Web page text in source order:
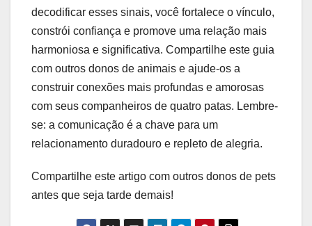
decodificar esses sinais, você fortalece o vínculo,
constrói confiança e promove uma relação mais
harmoniosa e significativa. Compartilhe este guia
com outros donos de animais e ajude-os a
construir conexões mais profundas e amorosas
com seus companheiros de quatro patas. Lembre-
se: a comunicação é a chave para um
relacionamento duradouro e repleto de alegria.
Compartilhe este artigo com outros donos de pets
antes que seja tarde demais!